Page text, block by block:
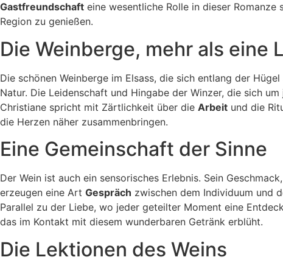
Gastfreundschaft eine wesentliche Rolle in dieser
Region zu genießen.
Die Weinberge, mehr als eine
Die schönen Weinberge im Elsass, die sich entlang der
Natur. Die Leidenschaft und Hingabe der Winzer, die sich
Christiane spricht mit Zärtlichkeit über die Arbeit und die
die Herzen näher zusammenbringen.
Eine Gemeinschaft der Sinne
Der Wein ist auch ein sensorisches Erlebnis. Sein
erzeugen eine Art Gespräch zwischen dem Individuum und
Parallel zu der Liebe, wo jeder geteilter Moment eine
das im Kontakt mit diesem wunderbaren Getränk erblüht.
Die Lektionen des Weins